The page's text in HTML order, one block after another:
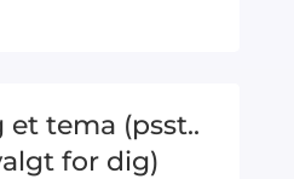
tema (psst..
for dig)